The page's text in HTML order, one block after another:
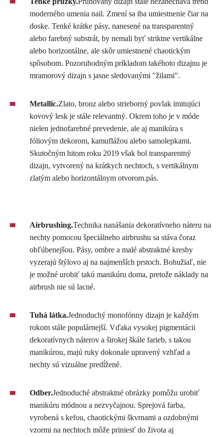
moderného umenia nail. Zmení sa iba umiestnenie čiar na
doske. Tenké krátke pásy, nanesené na transparentný
alebo farebný substrát, by nemali byť striktne vertikálne
alebo horizontálne, ale skôr umiestnené chaotickým
spôsobom. Pozoruhodným príkladom takéhoto dizajnu je
mramorový dizajn s jasne sledovanými "žilami".
Metallic.Zlato, bronz alebo strieborný povlak imitujúci
kovový lesk je stále relevantný. Okrem toho je v móde
nielen jednofarebné prevedenie, ale aj manikúra s
fóliovým dekorom, kamuflážou alebo samolepkami.
Skutočným hitom roku 2019 však bol transparentný
dizajn, vytvorený na krátkych nechtoch, s vertikálnym
zlatým alebo horizontálnym otvorom.pás.
Airbrushing.Technika nanášania dekoratívneho náteru na
nechty pomocou špeciálneho airbrushu sa stáva čoraz
obľúbenejšou. Pásy, ombre a malé abstraktné kresby
vyzerajú štýlovo aj na najmenších prstoch. Bohužiaľ, nie
je možné urobiť takú manikúru doma, pretože náklady na
airbrush nie sú lacné.
Tuhá látka.Jednoduchý monofónny dizajn je každým
rokom stále populárnejší. Vďaka vysokej pigmentácii
dekoratívnych náterov a širokej škále farieb, s takou
manikúrou, majú ruky dokonale upravený vzhľad a
nechty sú vizuálne predĺžené.
Odber.Jednoduché abstraktné obrázky pomôžu urobiť
manikúru módnou a nezvyčajnou. Sprejová farba,
vyrobená s kefou, chaotickými škvrnami a ozdobnými
vzormi na nechtoch môže priniesť do života aj